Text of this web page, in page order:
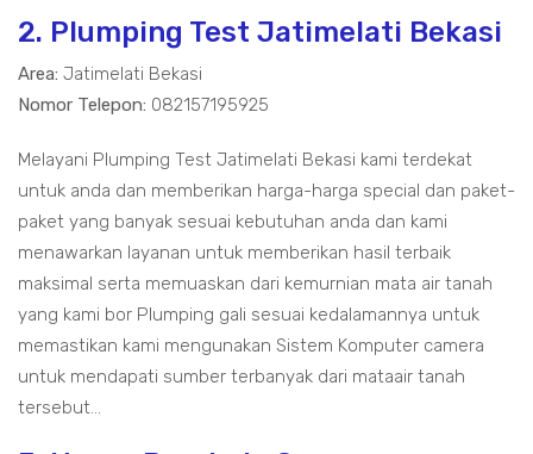
2. Plumping Test Jatimelati Bekasi
Area: Jatimelati Bekasi
Nomor Telepon: 082157195925
Melayani Plumping Test Jatimelati Bekasi kami terdekat
untuk anda dan memberikan harga-harga special dan paket-
paket yang banyak sesuai kebutuhan anda dan kami
menawarkan layanan untuk memberikan hasil terbaik
maksimal serta memuaskan dari kemurnian mata air tanah
yang kami bor Plumping gali sesuai kedalamannya untuk
memastikan kami mengunakan Sistem Komputer camera
untuk mendapati sumber terbanyak dari mataair tanah
tersebut...